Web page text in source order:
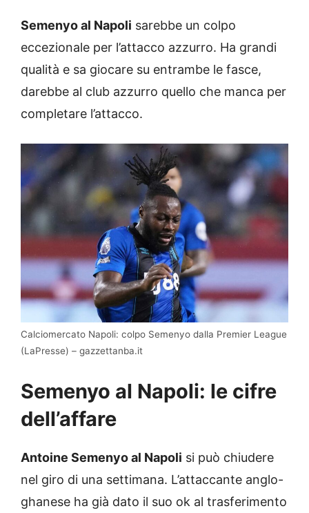
Semenyo al Napoli sarebbe un colpo
eccezionale per l’attacco azzurro. Ha grandi
qualità e sa giocare su entrambe le fasce,
darebbe al club azzurro quello che manca per
completare l’attacco.
Calciomercato Napoli: colpo Semenyo dalla Premier League
(LaPresse) – gazzettanba.it
Semenyo al Napoli: le cifre
dell’affare
Antoine Semenyo al Napoli si può chiudere
nel giro di una settimana. L’attaccante anglo-
ghanese ha già dato il suo ok al trasferimento